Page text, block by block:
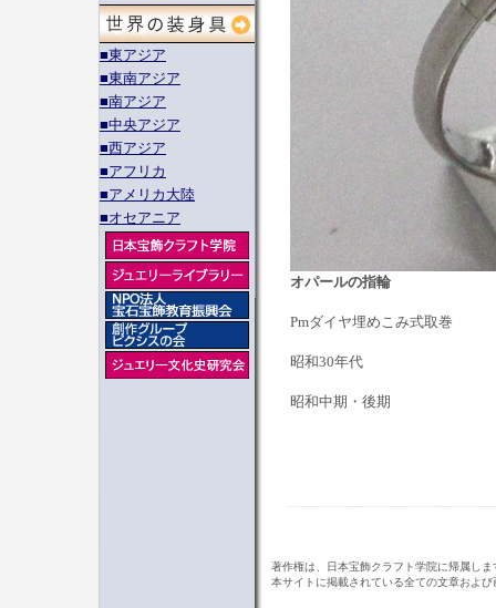
オパールの指輪
Pmダイヤ埋めこみ式取巻
昭和30年代
昭和中期・後期
著作権は、日本宝飾クラフト学院に帰属しま
本サイトに掲載されている全ての文章およ
■東アジア
■東南アジア
■南アジア
■中央アジア
■西アジア
■アフリカ
■アメリカ大陸
■オセアニア